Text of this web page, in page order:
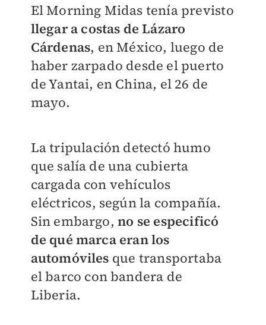
El Morning Midas tenía previsto
llegar a costas de Lázaro
Cárdenas, en México, luego de
haber zarpado desde el puerto
de Yantai, en China, el 26 de
mayo.
La tripulación detectó humo
que salía de una cubierta
cargada con vehículos
eléctricos, según la compañía.
Sin embargo,no se especificó
de qué marca eran los
automóviles que transportaba
el barco con bandera de
Liberia.